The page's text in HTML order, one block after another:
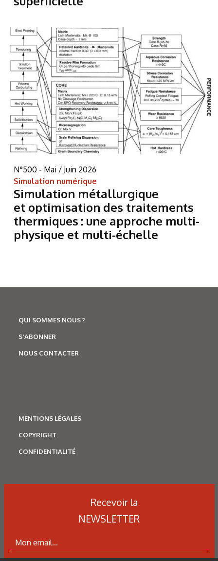
N°500 - Mai / Juin 2026
Simulation numérique
Simulation métallurgique
et optimisation des traitements
thermiques : une approche multi-
physique et multi-échelle
QUI SOMMES NOUS ?
S'ABONNER
NOUS CONTACTER
MENTIONS LÉGALES
COPYRIGHT
CONFIDENTIALITÉ
Recevoir la
NEWSLETTER